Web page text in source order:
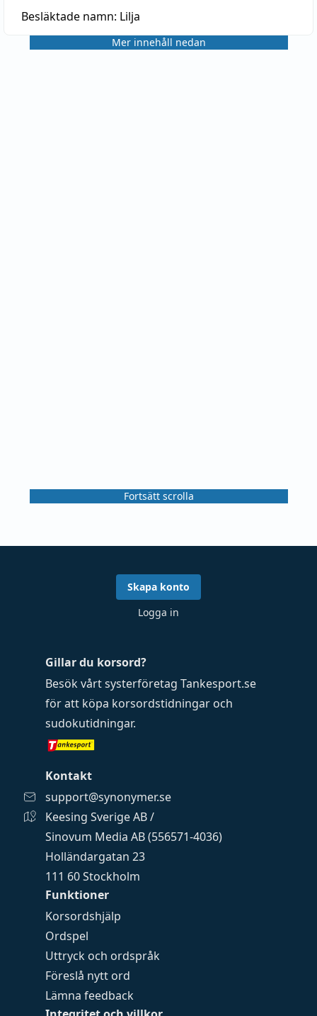
Besläktade namn: Lilja
Mer innehåll nedan
Fortsätt scrolla
Funktioner
Korsordshjälp
Ordspel
Uttryck och ordspråk
Föreslå nytt ord
Lämna feedback
Gillar du korsord?
Besök vårt systerföretag Tankesport.se
för att köpa korsordstidningar och
sudokutidningar.
Kontakt
support@synonymer.se
Keesing Sverige AB /
Sinovum Media AB (556571-4036)
Holländargatan 23
111 60 Stockholm
Skapa konto
Logga in